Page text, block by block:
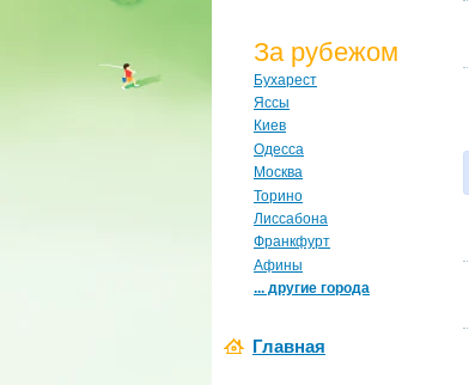
За рубежом
Бухарест
Яссы
Киев
Одесса
Москва
Торино
Лиссабона
Франкфурт
Афины
... другие города
Главная